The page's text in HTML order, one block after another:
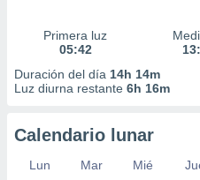
Primera luz
05:42
Duración del día 14h 14m
Luz diurna restante 6h 16m
Calendario lunar
Lun Mar Mié